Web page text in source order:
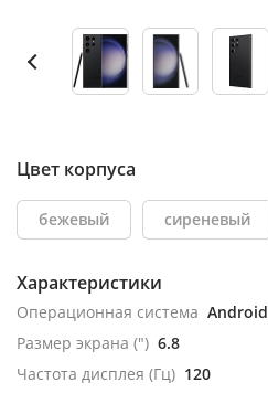
Цвет корпуса
бежевый сиреневый
Характеристики
Операционная система Android
Размер экрана (") 6.8
Частота дисплея (Гц) 120